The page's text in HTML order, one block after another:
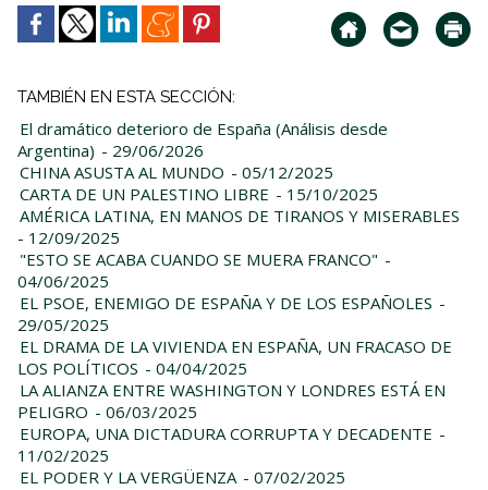
TAMBIÉN EN ESTA SECCIÓN:
El dramático deterioro de España (Análisis desde
Argentina) - 29/06/2026
CHINA ASUSTA AL MUNDO - 05/12/2025
CARTA DE UN PALESTINO LIBRE - 15/10/2025
AMÉRICA LATINA, EN MANOS DE TIRANOS Y MISERABLES
- 12/09/2025
"ESTO SE ACABA CUANDO SE MUERA FRANCO" -
04/06/2025
EL PSOE, ENEMIGO DE ESPAÑA Y DE LOS ESPAÑOLES -
29/05/2025
EL DRAMA DE LA VIVIENDA EN ESPAÑA, UN FRACASO DE
LOS POLÍTICOS - 04/04/2025
LA ALIANZA ENTRE WASHINGTON Y LONDRES ESTÁ EN
PELIGRO - 06/03/2025
EUROPA, UNA DICTADURA CORRUPTA Y DECADENTE -
11/02/2025
EL PODER Y LA VERGÜENZA - 07/02/2025